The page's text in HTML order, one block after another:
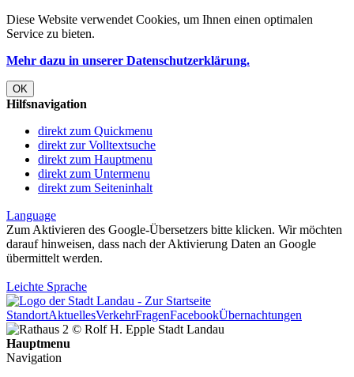
Diese Website verwendet Cookies, um Ihnen einen optimalen
Service zu bieten.
Mehr dazu in unserer Datenschutzerklärung.
OK
Hilfsnavigation
direkt zum Quickmenu
direkt zur Volltextsuche
direkt zum Hauptmenu
direkt zum Untermenu
direkt zum Seiteninhalt
Language
Zum Aktivieren des Google-Übersetzers bitte klicken. Wir möchten
darauf hinweisen, dass nach der Aktivierung Daten an Google
übermittelt werden.
Leichte Sprache
StandortAktuellesVerkehrFragenFacebookÜbernachtungen
Hauptmenu
Navigation